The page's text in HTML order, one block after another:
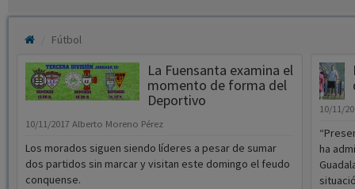
Fútbol
La Fuensanta examina el
momento de forma del
Deportivo
10/11/2017 Alberto Moreno Pérez
Los morados siguen siendo líderes a pesar de sumar
dos partidos sin marcar y visitan este domingo el feudo
conquense.
10/11/
ha